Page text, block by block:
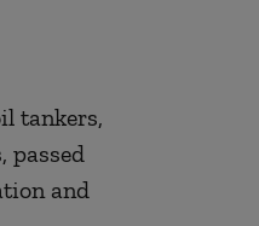
tankers,
passed
and